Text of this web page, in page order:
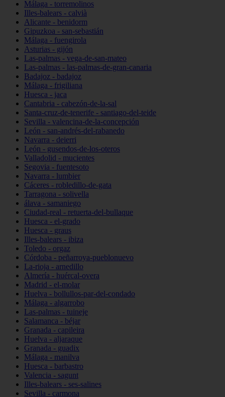
Málaga - torremolinos
Illes-balears - calvià
Alicante - benidorm
Gipuzkoa - san-sebastián
Málaga - fuengirola
Asturias - gijón
Las-palmas - vega-de-san-mateo
Las-palmas - las-palmas-de-gran-canaria
Badajoz - badajoz
Málaga - frigiliana
Huesca - jaca
Cantabria - cabezón-de-la-sal
Santa-cruz-de-tenerife - santiago-del-teide
Sevilla - valencina-de-la-concepción
León - san-andrés-del-rabanedo
Navarra - deierri
León - gusendos-de-los-oteros
Valladolid - mucientes
Segovia - fuentesoto
Navarra - lumbier
Cáceres - robledillo-de-gata
Tarragona - solivella
álava - samaniego
Ciudad-real - retuerta-del-bullaque
Huesca - el-grado
Huesca - graus
Illes-balears - ibiza
Toledo - orgaz
Córdoba - peñarroya-pueblonuevo
La-rioja - arnedillo
Almería - huércal-overa
Madrid - el-molar
Huelva - bollullos-par-del-condado
Málaga - algarrobo
Las-palmas - tuineje
Salamanca - béjar
Granada - capileira
Huelva - aljaraque
Granada - guadix
Málaga - manilva
Huesca - barbastro
Valencia - sagunt
Illes-balears - ses-salines
Sevilla - carmona